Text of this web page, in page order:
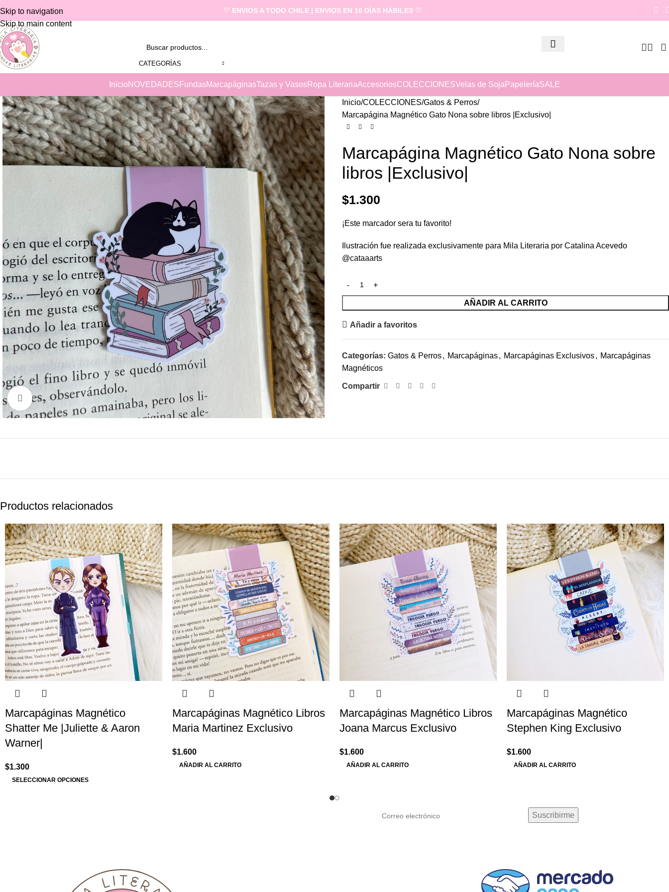
Skip to navigation
Skip to main content
♡ ENVIOS A TODO CHILE | ENVIOS EN 10 DÍAS HÁBILES ♡
CATEGORÍAS
InicioNOVEDADES FundasMarcapáginasTazas y VasosRopa LiterariaAccesoriosCOLECCIONESVelas de Soja PapeleríaSALE
Clic para agrandar
Inicio COLECCIONES Gatos & Perros
Marcapágina Magnético Gato Nona sobre libros |Exclusivo|
Marcapágina Magnético Gato Nona sobre
libros |Exclusivo|
$1.300
¡Este marcador sera tu favorito!
Ilustración fue realizada exclusivamente para Mila Literaria por Catalina Acevedo
@cataaarts
AÑADIR AL CARRITO
Añadir a favoritos
Categorías: Gatos & Perros, Marcapáginas, Marcapáginas Exclusivos, Marcapáginas
Magnéticos
Compartir
Productos relacionados
Marcapáginas Magnético
Shatter Me |Juliette & Aaron
Warner|
$1.300
SELECCIONAR OPCIONES
Marcapáginas Magnético Libros
Maria Martinez Exclusivo
$1.600
AÑADIR AL CARRITO
Marcapáginas Magnético Libros
Joana Marcus Exclusivo
$1.600
AÑADIR AL CARRITO
Marcapáginas Magnético
Stephen King Exclusivo
$1.600
AÑADIR AL CARRITO